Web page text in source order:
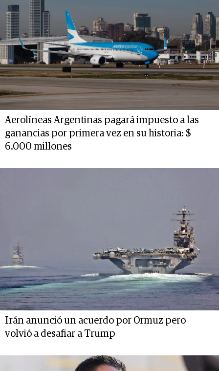
Aerolíneas Argentinas pagará impuesto a las
ganancias por primera vez en su historia: $
6.000 millones
Irán anunció un acuerdo por Ormuz pero
volvió a desafiar a Trump